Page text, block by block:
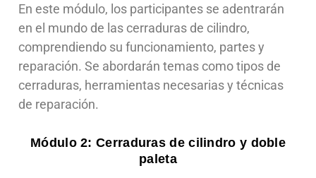
En este módulo, los participantes se adentrarán
en el mundo de las cerraduras de cilindro,
comprendiendo su funcionamiento, partes y
reparación. Se abordarán temas como tipos de
cerraduras, herramientas necesarias y técnicas
de reparación.
Módulo 2: Cerraduras de cilindro y doble
paleta